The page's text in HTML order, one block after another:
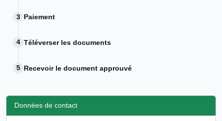
Paiement
Téléverser les documents
Recevoir le document approuvé
Données de contact